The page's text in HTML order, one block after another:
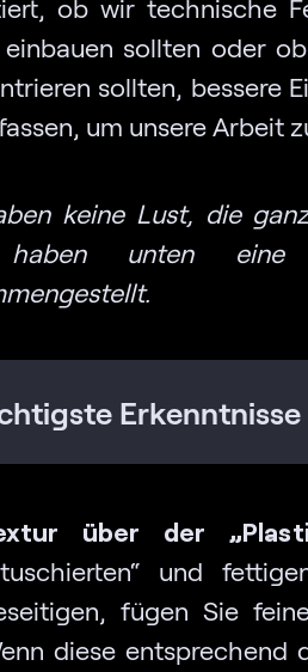
ob wir technische
einbauen sollten oder
sollten, bessere
um unsere Arbeit
keine Lust, die
unten eine
Erkenntnisse
über der
und
fügen Sie
diese entsprechend